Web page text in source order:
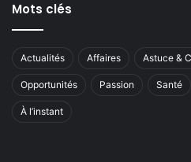
Mots clés
Actualités Affaires Astuce &
Opportunités Passion Santé
À l’instant